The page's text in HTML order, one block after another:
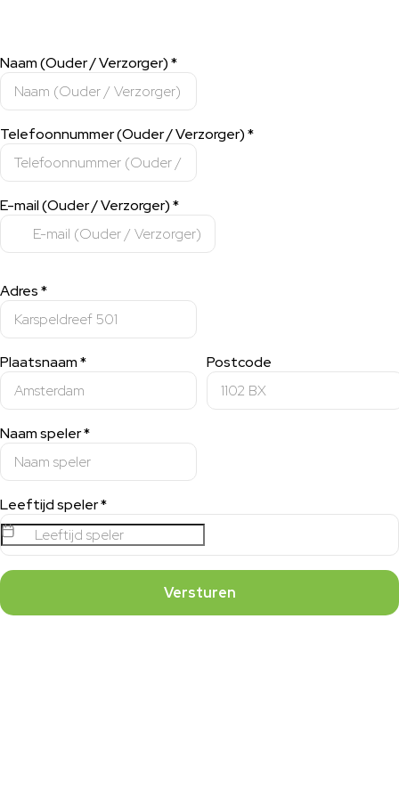
Naam (Ouder / Verzorger)*
Telefoonnummer (Ouder / Verzorger)*
E-mail (Ouder / Verzorger)*
Adres*
Plaatsnaam* Postcode
Naam speler*
Leeftijd speler*
Versturen